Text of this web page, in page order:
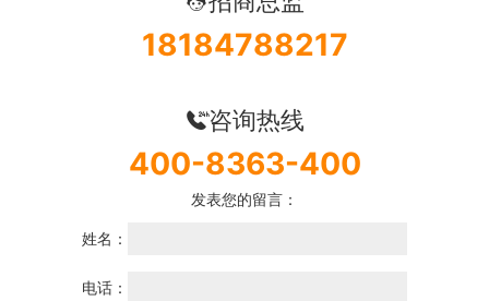
18184788217
咨询热线
400-8363-400
发表您的留言：
姓名：
电话：